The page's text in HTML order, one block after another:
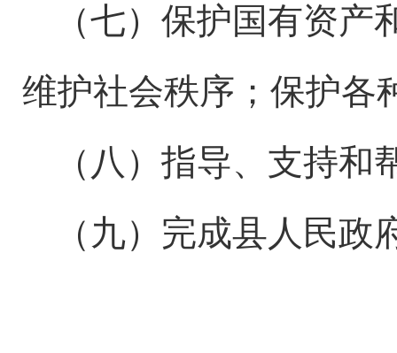
（七）保护国有资产
维护社会秩序 ； 保护各
（八）指导、支持
（ 九） 完成县人民政